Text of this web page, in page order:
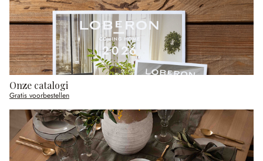
Onze catalogi
Gratis voorbestellen